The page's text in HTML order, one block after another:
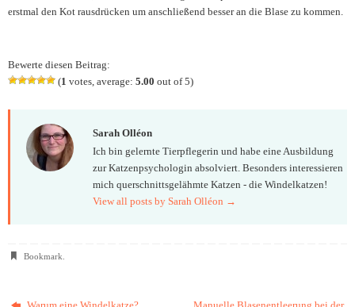
erstmal den Kot rausdrücken um anschließend besser an die Blase zu kommen.
Bewerte diesen Beitrag:
(1 votes, average: 5.00 out of 5)
Sarah Olléon
Ich bin gelernte Tierpflegerin und habe eine Ausbildung
zur Katzenpsychologin absolviert. Besonders interessieren
mich querschnittsgelähmte Katzen - die Windelkatzen!
View all posts by Sarah Olléon →
Bookmark.